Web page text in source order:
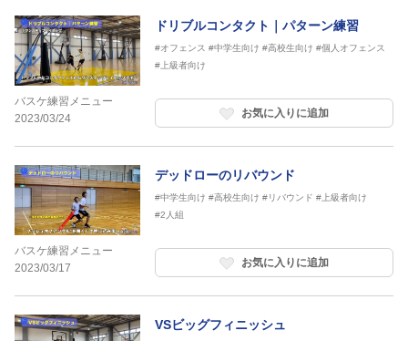
バスケ練習メニュー
2023/03/24
ドリブルコンタクト｜パターン練習
#オフェンス #中学生向け #高校生向け #個人オフェンス
#上級者向け
お気に入りに追加
バスケ練習メニュー
2023/03/17
デッドローのリバウンド
#中学生向け #高校生向け #リバウンド #上級者向け
#2人組
お気に入りに追加
VSビッグフィニッシュ